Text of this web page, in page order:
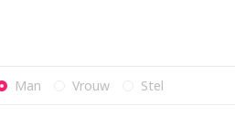
Man Vrouw Stel